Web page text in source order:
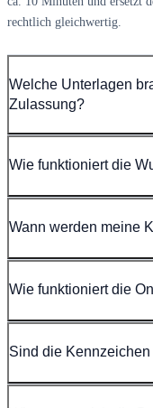
rechtlich gleichwertig.
Welche Unterlagen
Zulassung?
Wie funktioniert die
Wann werden meine
Wie funktioniert die
Sind die